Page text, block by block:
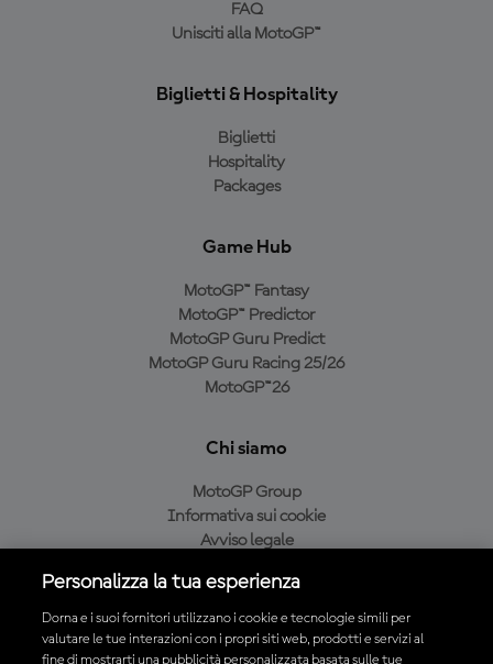
FAQ
Unisciti alla MotoGP™
Biglietti & Hospitality
Biglietti
Hospitality
Packages
Game Hub
MotoGP™ Fantasy
MotoGP™ Predictor
MotoGP Guru Predict
MotoGP Guru Racing 25/26
MotoGP™26
Chi siamo
MotoGP Group
Informativa sui cookie
Avviso legale
Condizioni di acquisto
Personalizza la tua esperienza
Dorna e i suoi fornitori utilizzano i cookie e tecnologie simili per
valutare le tue interazioni con i propri siti web, prodotti e servizi al
fine di mostrarti una pubblicità personalizzata basata sulle tue